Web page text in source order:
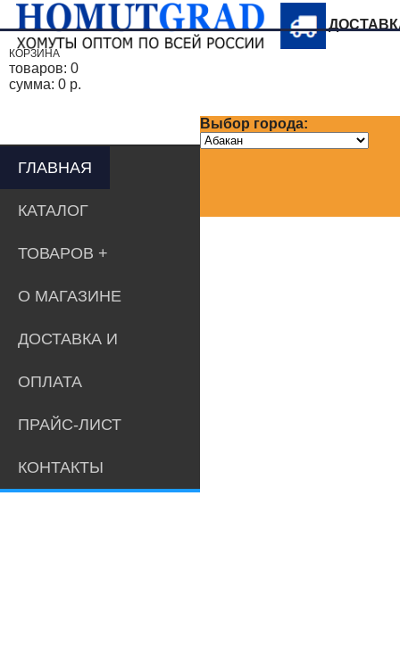
Выбор города:
КОРЗИНА
товаров: 0
сумма: 0 р.
ГЛАВНАЯ
КАТАЛОГ
ТОВАРОВ
О МАГАЗИНЕ
ДОСТАВКА И
ОПЛАТА
ПРАЙС-ЛИСТ
КОНТАКТЫ